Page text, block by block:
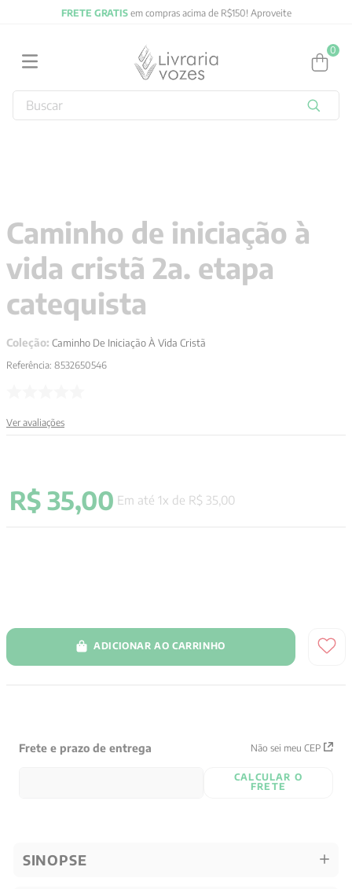
FRETE GRATISem compras acima de R$150! Aproveite
0
Buscar
Caminho de iniciação à
vida cristã 2a. etapa
catequista
Coleção: Caminho De Iniciação À Vida Cristã
Referência: 8532650546
Ver avaliações
R$ 35,00 Em até 1x de R$ 35 00
ADICIONAR AO CARRINHO
Frete e prazo de entrega Não sei meu CEP
CALCULAR O
FRETE
SINOPSE
4 º jung
5º byung chul han
º pré venda
7 º biblia
8º santo agostinho
9º